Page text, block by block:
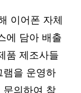
이어폰 자체
에 담아 배출
품 제조사들
램을 운영하
문의하여 참